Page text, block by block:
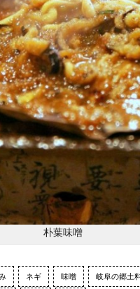
朴葉味噌
ネギ 味噌 岐阜の郷土